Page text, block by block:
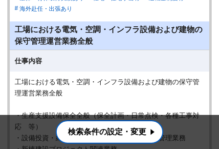
海外赴任・出張あり
工場における電気・空調・インフラ設備および建物の
保守管理運営業務全般
仕事内容
工場における電気・空調・インフラ設備および建物の保守管
理運営業務全般
・生産支援設備保全全般（保全計画・日常点検・各種工事対
応 等）
・設備投資・経費予実管理、購買業務等の事務管理業務
検索条件の設定・変更